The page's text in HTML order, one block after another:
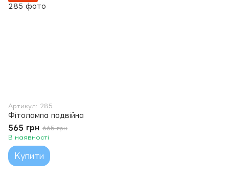
Артикул: 285
Фітолампа подвійна
565 грн 665 грн
В наявності
Купити